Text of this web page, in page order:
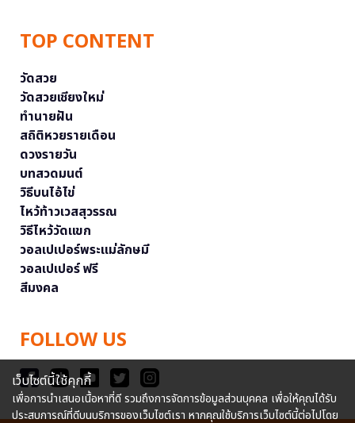
TOP CONTENT
วัดสวย
วัดสวยเชียงใหม่
ทำนายฝัน
สถิติหวยรายเดือน
ดวงรายวัน
บทสวดมนต์
วิธีบนไอ้ไข่
ไหว้ท้าวเวสสุวรรณ
วิธีไหว้วัดแขก
วอลเปเปอร์พระแม่ลักษมี
วอลเปเปอร์ ฟรี
สีมงคล
FOLLOW US
เว็บไซต์นี้ใช้คุกกี้
เพื่อการนำเสนอเนื้อหาที่ดี รวมถึงการจัดการข้อมูลส่วนบุคคล เพื่อให้คุณได้รับ
ประสบการณ์ที่ดีบนบริการของเว็บไซต์เรา หากคุณใช้บริการเว็บไซต์นี้ต่อไปโดย